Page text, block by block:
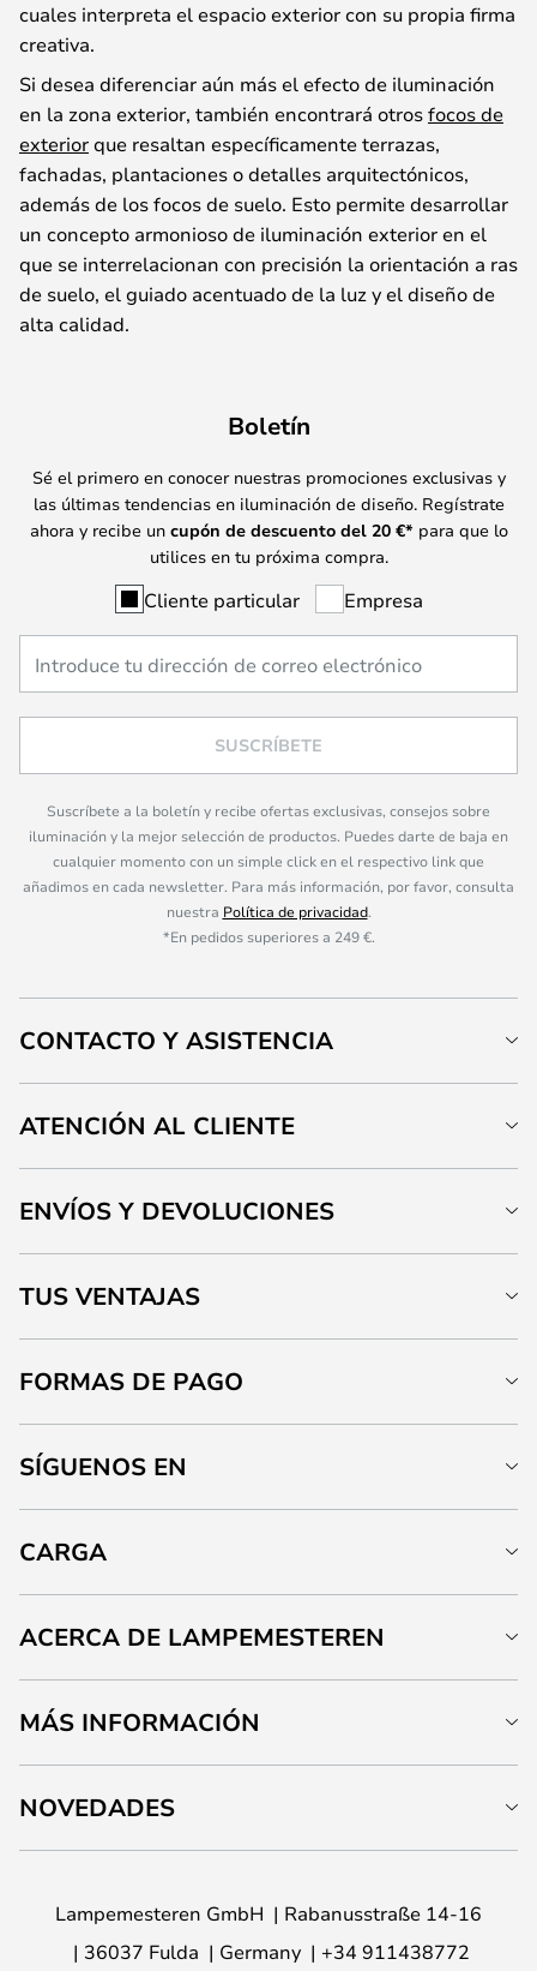
cuales interpreta el espacio exterior con su propia firma
creativa.
Si desea diferenciar aún más el efecto de iluminación
en la zona exterior, también encontrará otrosfocos de
exteriorque resaltan específicamente terrazas,
fachadas, plantaciones o detalles arquitectónicos,
además de los focos de suelo. Esto permite desarrollar
un concepto armonioso de iluminación exterior en el
que se interrelacionan con precisión la orientación a ras
de suelo, el guiado acentuado de la luz y el diseño de
alta calidad.
Boletín
Sé el primero en conocer nuestras promociones exclusivas y
las últimas tendencias en iluminación de diseño. Regístrate
ahora y recibe un cupón de descuento del 20 €* para que lo
utilices en tu próxima compra.
Cliente particular Empresa
SUSCRÍBETE
Suscríbete a la boletín y recibe ofertas exclusivas, consejos sobre
iluminación y la mejor selección de productos. Puedes darte de baja en
cualquier momento con un simple click en el respectivo link que
añadimos en cada newsletter. Para más información, por favor, consulta
nuestra Política de privacidad.
*En pedidos superiores a 249 €.
CONTACTO Y ASISTENCIA
ATENCIÓN AL CLIENTE
ENVÍOS Y DEVOLUCIONES
TUS VENTAJAS
FORMAS DE PAGO
SÍGUENOS EN
CARGA
ACERCA DE LAMPEMESTEREN
MÁS INFORMACIÓN
NOVEDADES
Lampemesteren GmbH
Rabanusstraße 14-16
36037 Fulda
Germany +34 911438772